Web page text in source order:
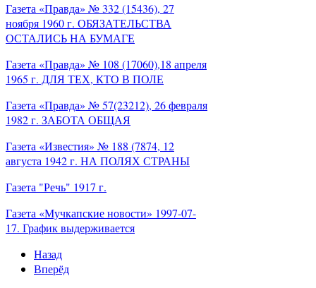
Газета «Правда» № 332 (15436), 27
ноября 1960 г. ОБЯЗАТЕЛЬСТВА
ОСТАЛИСЬ НА БУМАГЕ
Газета «Правда» № 108 (17060),18 апреля
1965 г. ДЛЯ ТЕХ, КТО В ПОЛЕ
Газета «Правда» № 57(23212), 26 февраля
1982 г. ЗАБОТА ОБЩАЯ
Газета «Известия» № 188 (7874, 12
августа 1942 г. НА ПОЛЯХ СТРАНЫ
Газета "Речь" 1917 г.
Газета «Мучкапские новости» 1997-07-
17. График выдерживается
Назад
Вперёд